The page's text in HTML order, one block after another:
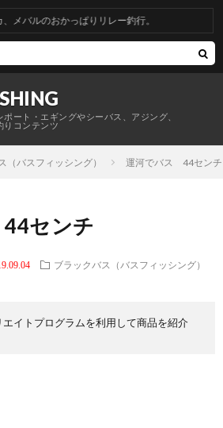
ート・エギングやシーバス、アジング、
りコンテンツ
おかっぱりリレー釣行。
（バスフィッシング） 運河でバス 44センチ
センチ
ブラックバス（バスフィッシング）
イトプログラムを利用して商品を紹介